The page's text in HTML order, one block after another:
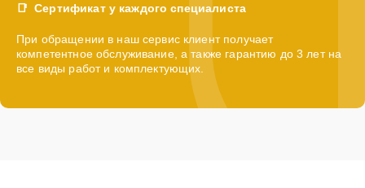
Сертификат у каждого специалиста
При обращении в наш сервис клиент получает
компетентное обслуживание, а также гарантию до 3 лет на
все виды работ и комплектующих.